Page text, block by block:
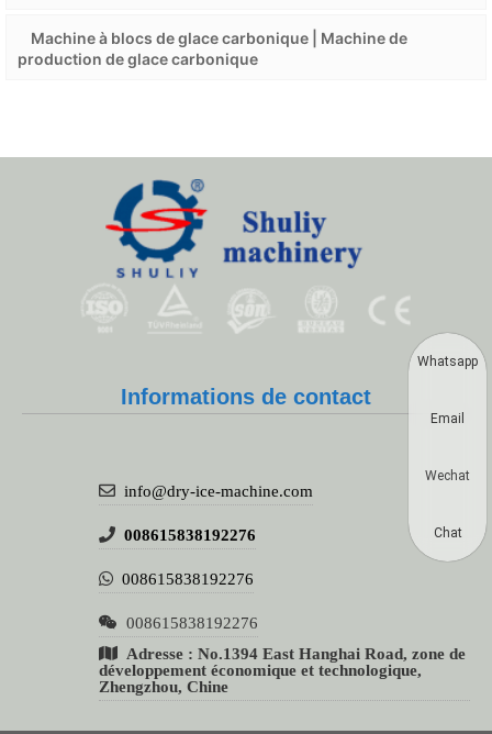
Machine à blocs de glace carbonique | Machine de
production de glace carbonique
Informations de contact
info@dry-ice-machine.com
008615838192276
008615838192276
008615838192276
Adresse : No.1394 East Hanghai Road, zone de
développement économique et technologique,
Zhengzhou, Chine
Whatsapp
Email
Wechat
Chat